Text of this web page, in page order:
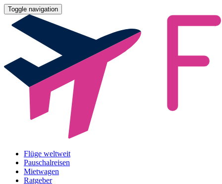
Toggle navigation
Flüge weltweit
Pauschalreisen
Mietwagen
Ratgeber